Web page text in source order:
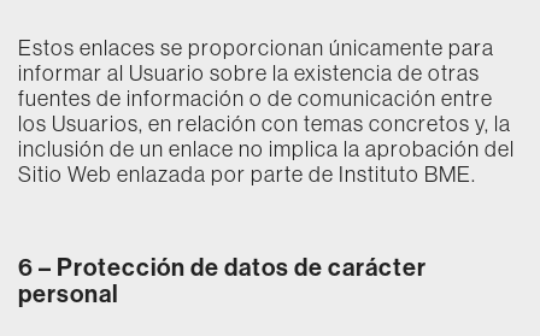
Estos enlaces se proporcionan únicamente para
informar al Usuario sobre la existencia de otras
fuentes de información o de comunicación entre
los Usuarios, en relación con temas concretos y, la
inclusión de un enlace no implica la aprobación del
Sitio Web enlazada por parte de Instituto BME.
6 – Protección de datos de carácter
personal